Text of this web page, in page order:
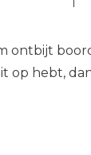
ontbijt
op hebt,